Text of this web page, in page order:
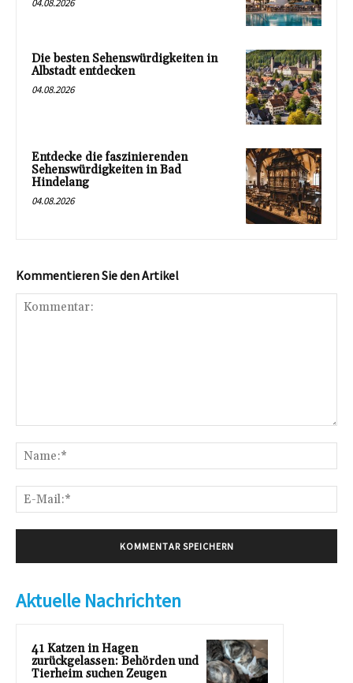
04.08.2026
Die besten Sehenswürdigkeiten in
Albstadt entdecken
04.08.2026
Entdecke die faszinierenden
Sehenswürdigkeiten in Bad
Hindelang
04.08.2026
Kommentieren Sie den Artikel
Aktuelle Nachrichten
41 Katzen in Hagen
zurückgelassen: Behörden und
Tierheim suchen Zeugen